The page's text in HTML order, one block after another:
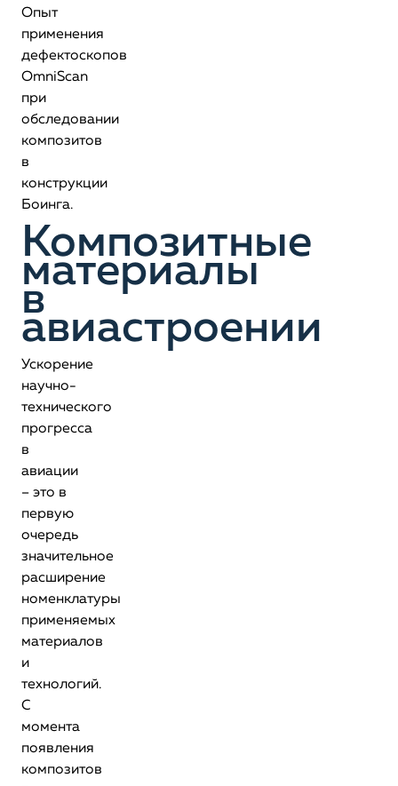
Опыт
применения
дефектоскопов
OmniScan
при
обследовании
композитов
в
конструкции
Боинга.
Композитные
материалы
в
авиастроении
Ускорение
научно-
технического
прогресса
в
авиации
– это в
первую
очередь
значительное
расширение
номенклатуры
применяемых
материалов
и
технологий.
С
момента
появления
композитов